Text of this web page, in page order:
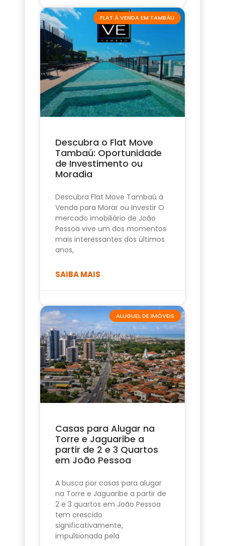
FLAT À VENDA EM TAMBÁU
Descubra o Flat Move
Tambaú: Oportunidade
de Investimento ou
Moradia
Descubra Flat Move Tambaú à
Venda para Morar ou Investir O
mercado imobiliário de João
Pessoa vive um dos momentos
mais interessantes dos últimos
anos,
SAIBA MAIS
ALUGUEL DE IMÓVEIS
Casas para Alugar na
Torre e Jaguaribe a
partir de 2 e 3 Quartos
em João Pessoa
A busca por casas para alugar
na Torre e Jaguaribe a partir de
2 e 3 quartos em João Pessoa
tem crescido
significativamente,
impulsionada pela